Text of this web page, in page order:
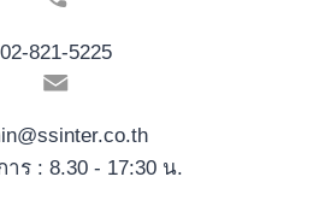
02-821-5225
าร : 8.30 - 17:30 น.